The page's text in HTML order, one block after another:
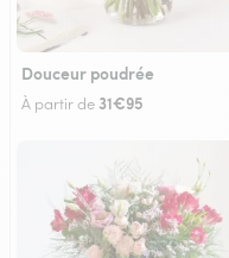
Douceur poudrée
À partir de 31€95